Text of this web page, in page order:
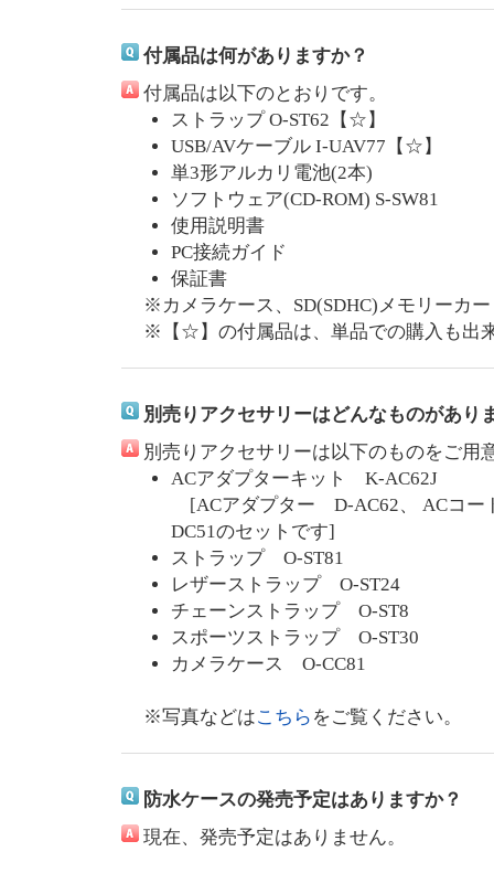
付属品は何がありますか？
付属品は以下のとおりです。
ストラップ O-ST62【☆】
USB/AVケーブル I-UAV77【☆】
単3形アルカリ電池(2本)
ソフトウェア(CD-ROM) S-SW81
使用説明書
PC接続ガイド
保証書
※カメラケース、SD(SDHC)メモリーカ
※【☆】の付属品は、単品での購入も出
別売りアクセサリーはどんなものがあり
別売りアクセサリーは以下のものをご用
ACアダプターキット K-AC62J
[ACアダプター D-AC62、 ACコ
DC51のセットです]
ストラップ O-ST81
レザーストラップ O-ST24
チェーンストラップ O-ST8
スポーツストラップ O-ST30
カメラケース O-CC81
※写真などはこちら をご覧ください。
防水ケースの発売予定はありますか？
現在、発売予定はありません。